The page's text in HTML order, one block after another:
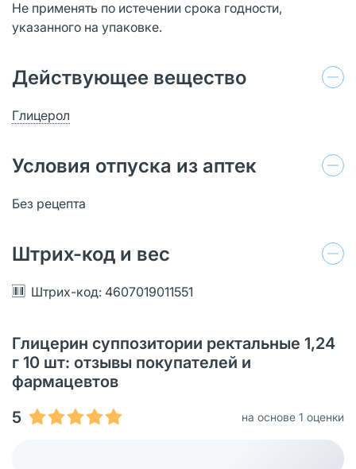
Не применять по истечении срока годности,
указанного на упаковке.
Действующее вещество
Глицерол
Условия отпуска из аптек
Без рецепта
Штрих-код и вес
Штрих-код: 4607019011551
Глицерин суппозитории ректальные 1,24
г 10 шт: отзывы покупателей и
фармацевтов
5
на основе 1 оценки